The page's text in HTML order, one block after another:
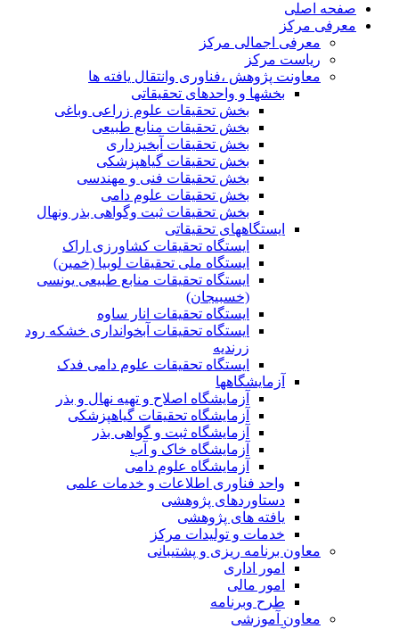
صفحه اصلی
معرفی مرکز
معرفی اجمالی مرکز
ریاست مرکز
معاونت پژوهش ،فناوری وانتقال یافته ها
بخشها و واحدهای تحقیقاتی
بخش تحقیقات علوم زراعی وباغی
بخش تحقیقات منابع طبیعی
بخش تحقیقات آبخیزداری
بخش تحقیقات گیاهپزشکی
بخش تحقیقات فنی و مهندسی
بخش تحقیقات علوم دامی
بخش تحقیقات ثبت وگواهی بذر ونهال
ایستگاههای تحقیقاتی
ایستگاه تحقیقات کشاورزی اراک
ایستگاه ملی تحقیقات لوبیا (خمین)
ایستگاه تحقیقات منابع طبیعی یونسی
(خسبیجان)
ایستگاه تحقیقات انار ساوه
ایستگاه تحقیقات آبخوانداری خشکه رود
زرندیه
ایستگاه تحقیقات علوم دامی فدک
آزمایشگاهها
آزمایشگاه اصلاح و تهیه نهال و بذر
آزمایشگاه تحقیقات گیاهپزشکی
آزمایشگاه ثبت و گواهی بذر
آزمایشگاه خاک و آب
آزمایشگاه علوم دامی
واحد فناوری اطلاعات و خدمات علمی
دستاوردهای پژوهشی
یافته های پژوهشی
خدمات و تولیدات مرکز
معاون برنامه ریزی و پشتیبانی
امور اداری
امور مالی
طرح وبرنامه
معاون آموزشی